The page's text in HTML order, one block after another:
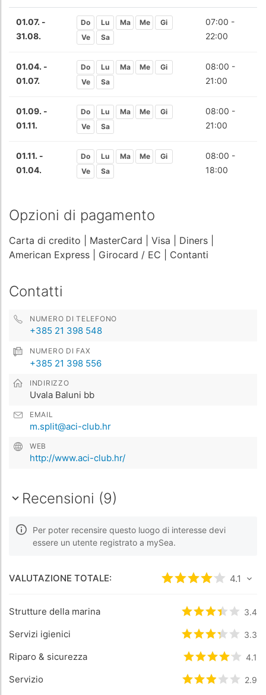
01.07. -
31.08.
Do Lu Ma Me
Gi
Ve
Sa
07:00 -
22:00
01.04. -
01.07.
Do Lu Ma Me
Gi
Ve
Sa
08:00 -
21:00
01.09. -
01.11.
Do Lu Ma Me
Gi
Ve
Sa
08:00 -
21:00
01.11. -
01.04.
Do Lu Ma Me
Gi
Ve
Sa
08:00 -
18:00
Opzioni di pagamento
Carta di credito | MasterCard | Visa | Diners
American Express
| Girocard / EC | Contanti
Contatti
NUMERO DI TELEFONO
+385 21 398 548
NUMERO DI FAX
+385 21 398 556
INDIRIZZO
Uvala Baluni bb
EMAIL
m.split@aci-club.hr
WEB
http://www.aci-club.hr/
Recensioni (9)
Per poter recensire questo luogo di interesse devi
essere un utente registrato a mySea.
VALUTAZIONE TOTALE: Valutato4.1/5
4.1
Strutture della marina Valutato3.4/5
3.4
Servizi igienici Valutato3.3/5
3.3
Riparo & sicurezza Valutato4.1/5
4.1
Servizio Valutato2.9/5
2.9